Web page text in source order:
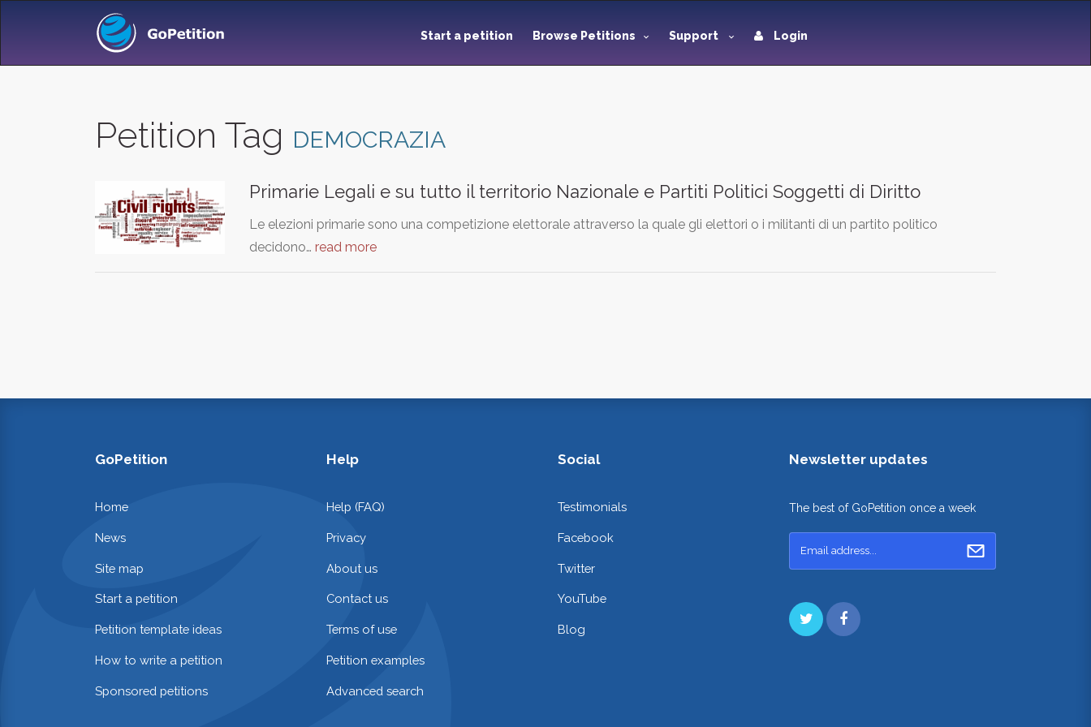
Start a petition Browse Petitions Support Login
Petition Tag DEMOCRAZIA
Primarie Legali e su tutto il territorio Nazionale e Partiti Politici Soggetti di Diritto
Le elezioni primarie sono una competizione elettorale attraverso la quale gli elettori o i militanti di un partito politico
decidono… read more
GoPetition
Home
News
Site map
Start a petition
Petition template ideas
How to write a petition
Sponsored petitions
Help
Help (FAQ)
Privacy
About us
Contact us
Terms of use
Petition examples
Advanced search
Social
Testimonials
Facebook
Twitter
YouTube
Blog
Newsletter updates
The best of GoPetition once a week